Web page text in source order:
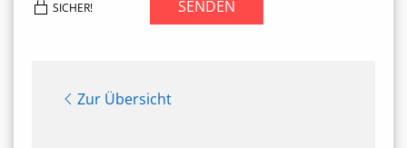
SICHER! SENDEN
Zur Übersicht